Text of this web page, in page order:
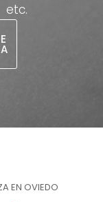
etc.
EN OVIEDO